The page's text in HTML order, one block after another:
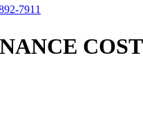
7911
COST